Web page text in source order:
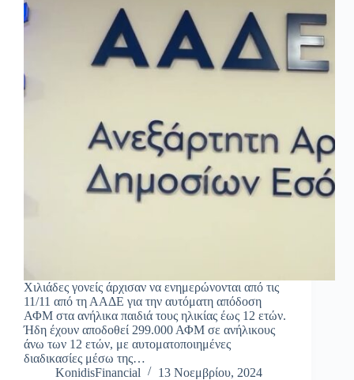
Χιλιάδες γονείς άρχισαν να ενημερώνονται από τις
11/11 από τη ΑΑΔΕ για την αυτόματη απόδοση
ΑΦΜ στα ανήλικα παιδιά τους ηλικίας έως 12 ετών.
Ήδη έχουν αποδοθεί 299.000 ΑΦΜ σε ανήλικους
άνω των 12 ετών, με αυτοματοποιημένες
διαδικασίες μέσω της…
KonidisFinancial
13 Νοεμβρίου, 2024